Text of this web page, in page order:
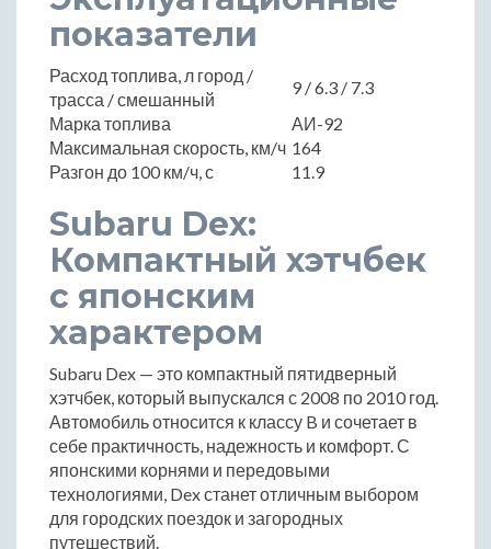
показатели
Расход топлива, л город /
трасса / смешанный
9 / 6.3 / 7.3
Марка топлива
АИ-92
Максимальная скорость, км/ч 164
Разгон до 100 км/ч, с
11.9
Subaru Dex:
Компактный хэтчбек
с японским
характером
Subaru Dex — это компактный пятидверный
хэтчбек, который выпускался с 2008 по 2010 год.
Автомобиль относится к классу B и сочетает в
себе практичность, надежность и комфорт. С
японскими корнями и передовыми
технологиями, Dex станет отличным выбором
для городских поездок и загородных
путешествий.